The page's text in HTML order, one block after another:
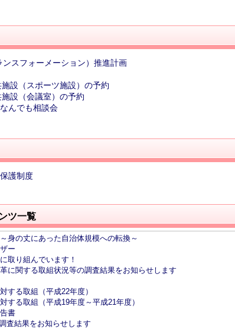
ンスフォーメーション）推進計画
設（スポーツ施設）の予約
設（会議室）の予約
んでも相談会
護制度
ツ一覧
身の丈にあった自治体規模への転換～
ー
取り組んでいます！
に関する取組状況等の調査結果をお知らせします
する取組（平成22年度）
する取組（平成19年度～平成21年度）
書
査結果をお知らせします